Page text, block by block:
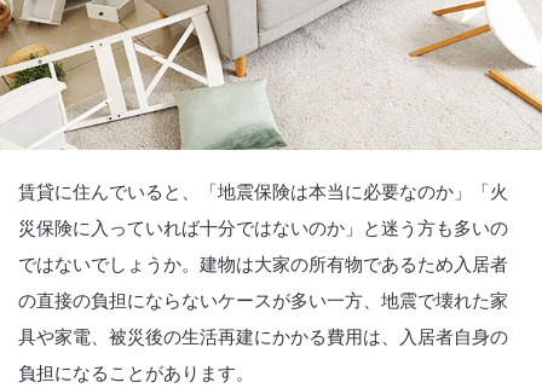
賃貸に住んでいると、「地震保険は本当に必要なのか」「火
災保険に入っていれば十分ではないのか」と迷う方も多いの
ではないでしょうか。建物は大家の所有物であるため入居者
の直接の負担にならないケースが多い一方、地震で壊れた家
具や家電、被災後の生活再建にかかる費用は、入居者自身の
負担になることがあります。